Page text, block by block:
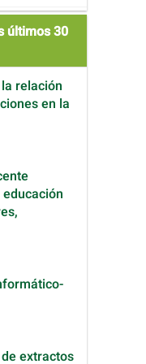
últimos 30
relación
en la
extractos